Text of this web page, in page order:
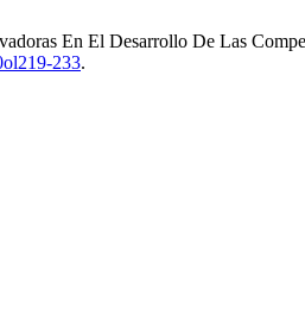
En El Desarrollo De Las
233.